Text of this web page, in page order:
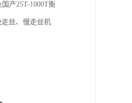
产25T-1000T衡
丝、慢走丝机